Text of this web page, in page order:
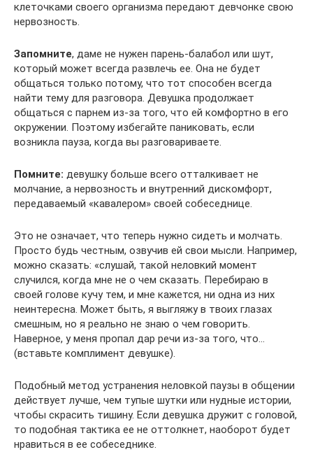
клеточками своего организма передают девчонке свою
нервозность.
Запомните, даме не нужен парень-балабол или шут,
который может всегда развлечь ее. Она не будет
общаться только потому, что тот способен всегда
найти тему для разговора. Девушка продолжает
общаться с парнем из-за того, что ей комфортно в его
окружении. Поэтому избегайте паниковать, если
возникла пауза, когда вы разговариваете.
Помните: девушку больше всего отталкивает не
молчание, а нервозность и внутренний дискомфорт,
передаваемый «кавалером» своей собеседнице.
Это не означает, что теперь нужно сидеть и молчать.
Просто будь честным, озвучив ей свои мысли. Например,
можно сказать: «слушай, такой неловкий момент
случился, когда мне не о чем сказать. Перебираю в
своей голове кучу тем, и мне кажется, ни одна из них
неинтересна. Может быть, я выгляжу в твоих глазах
смешным, но я реально не знаю о чем говорить.
Наверное, у меня пропал дар речи из-за того, что…
(вставьте комплимент девушке).
Подобный метод устранения неловкой паузы в общении
действует лучше, чем тупые шутки или нудные истории,
чтобы скрасить тишину. Если девушка дружит с головой,
то подобная тактика ее не оттолкнет, наоборот будет
нравиться в ее собеседнике.